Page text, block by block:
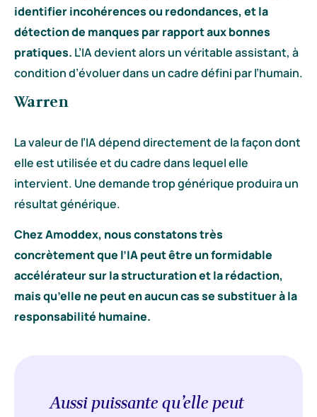
identifier incohérences ou redondances, et la
détection de manques par rapport aux bonnes
pratiques. L’IA devient alors un véritable assistant, à
condition d’évoluer dans un cadre défini par l’humain.
Warren
La valeur de l’IA dépend directement de la façon dont
elle est utilisée et du cadre dans lequel elle
intervient. Une demande trop générique produira un
résultat générique.
Chez Amoddex, nous constatons très
concrètement que l’IA peut être un formidable
accélérateur sur la structuration et la rédaction,
mais qu’elle ne peut en aucun cas se substituer à la
responsabilité humaine.
Aussi puissante qu’elle peut